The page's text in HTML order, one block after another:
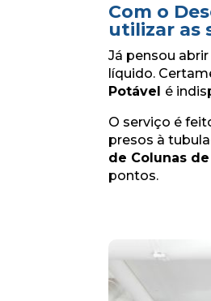
Com o
utilizar as
Já pensou
líquido.
Potável é
O serviço é
presos à
de Colunas
pontos.